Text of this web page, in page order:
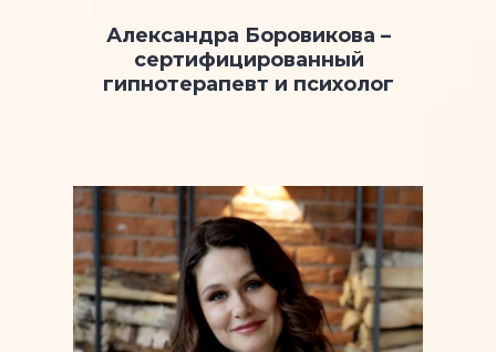
Александра Боровикова –
сертифицированный
гипнотерапевт и психолог